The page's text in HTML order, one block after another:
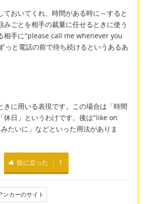
ておいてくれ、時間がある時に～すると
みごとを相手の裁量に任せるときに使う
相手に"please call me whenever you
っと電話の前で待ち続けるというあるあ
きに用いる表現です。この場合は「時間
休日」というわけです。後は"like on
たいに」などといった用法がありま
役に立った 1
ンカーのサイト